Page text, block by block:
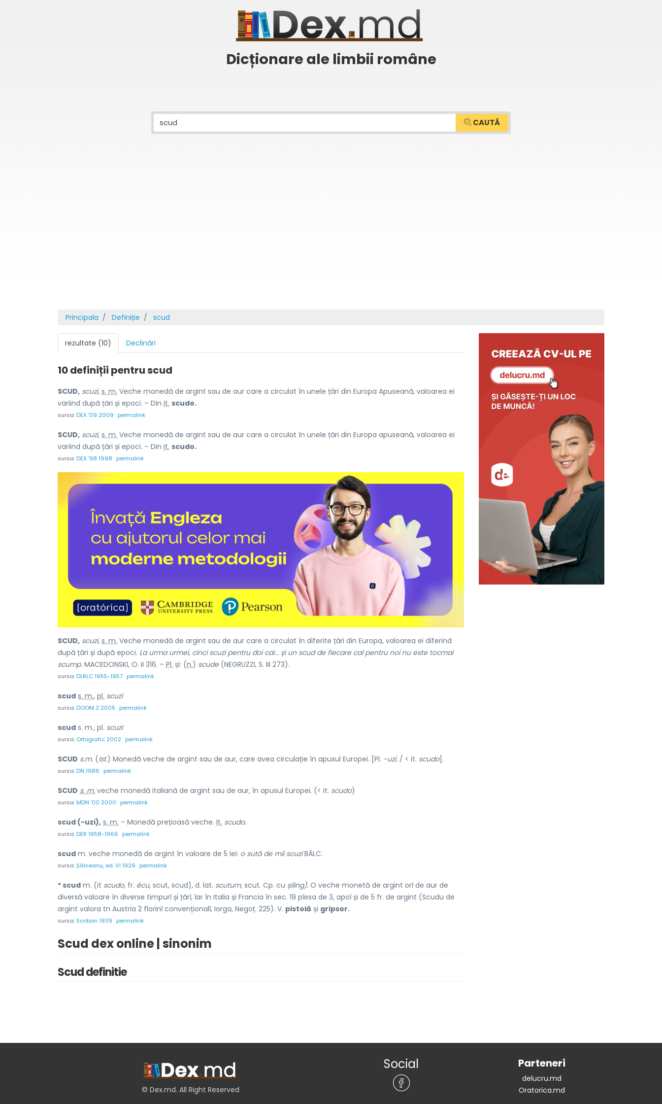
Dicționare ale limbii române
CAUTĂ
Principala Definiție scud
rezultate (10) Declinări
10 definiții pentruscud
SCUD, scuzi, s. m. Veche monedă de argint sau de aur care a circulat în unele țări din Europa Apuseană, valoarea ei
variind după țări și epoci. – Din it. scudo.
sursa:DEX '09 2009 permalink
SCUD, scuzi, s. m. Veche monedă de argint sau de aur care a circulat în unele țări din Europa apuseană, valoarea ei
variind după țări și epoci. – Din it. scudo.
sursa:DEX '98 1998 permalink
SCUD, scuzi, s. m. Veche monedă de argint sau de aur care a circulat în diferite țări din Europa, valoarea ei diferind
după țări și după epoci. La urma urmei, cinci scuzi pentru doi cai... și un scud de fiecare cal pentru noi nu este tocmai
scump. MACEDONSKI, O. II 316. – Pl. și: (n.) scude(NEGRUZZI, S. III 273).
sursa:DLRLC 1955-1957 permalink
scud s. m., pl. scuzi
sursa:DOOM 2 2005 permalink
scud s. m., pl. scuzi
sursa: Ortografic 2002 permalink
SCUD s.m. (Ist.) Monedă veche de argint sau de aur, care avea circulație în apusul Europei. [Pl. -uzi. / < it. scudo].
sursa:DN 1986 permalink
SCUD s. m. veche monedă italiană de argint sau de aur, în apusul Europei. (< it. scudo)
sursa:MDN '00 2000 permalink
scud (-uzi), s. m. – Monedă prețioasă veche. It. scudo.
sursa:DER 1958-1966 permalink
scud m. veche monedă de argint în valoare de 5 lei: o sută de mii scuziBĂLC.
sursa:Șăineanu, ed. VI 1929 permalink
* scud m. (it scudo, fr. écu, scut, scud), d. lat. scutum, scut. Cp. cu șiling). O veche monetă de argint orĭ de aur de
diversă valoare în diverse timpurĭ și țărĭ, ĭar în Italia și Francia în sec. 19 pĭesa de 3, apoĭ și de 5 fr. de argint (Scudu de
argint valora tn Austria 2 florinĭ convenționalĭ, Iorga, Negoț. 225). V. pistolă și gripsor.
sursa: Scriban 1939 permalink
Scud dex online | sinonim
Scud definitie
© Dex.md. All Right Reserved
Social Parteneri
delucru.md
Oratorica.md